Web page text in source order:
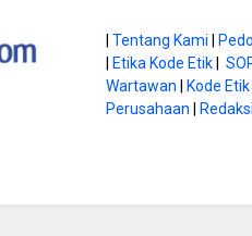
|Tentang Kami
Etika Kode Etik |
Wartawan
Kode
Perusahaan
Redaksi
di Gunung
Ini
Siswa